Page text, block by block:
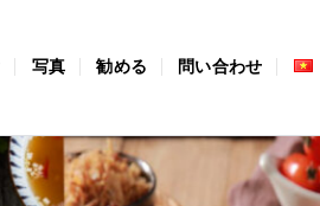
写真 勧める 問い合わせ